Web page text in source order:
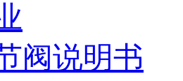
阀说明书